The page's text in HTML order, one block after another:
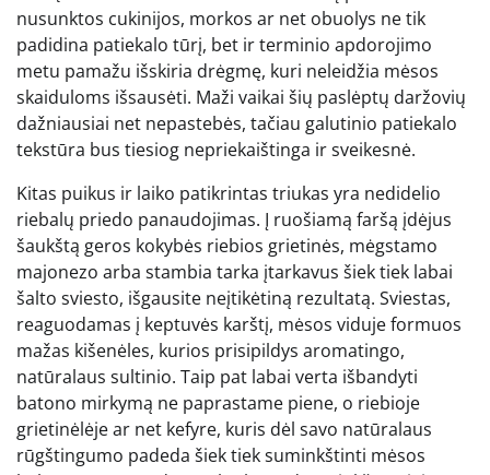
nusunktos cukinijos, morkos ar net obuolys ne tik
padidina patiekalo tūrį, bet ir terminio apdorojimo
metu pamažu išskiria drėgmę, kuri neleidžia mėsos
skaiduloms išsausėti. Maži vaikai šių paslėptų daržovių
dažniausiai net nepastebės, tačiau galutinio patiekalo
tekstūra bus tiesiog nepriekaištinga ir sveikesnė.
Kitas puikus ir laiko patikrintas triukas yra nedidelio
riebalų priedo panaudojimas. Į ruošiamą faršą įdėjus
šaukštą geros kokybės riebios grietinės, mėgstamo
majonezo arba stambia tarka įtarkavus šiek tiek labai
šalto sviesto, išgausite neįtikėtiną rezultatą. Sviestas,
reaguodamas į keptuvės karštį, mėsos viduje formuos
mažas kišenėles, kurios prisipildys aromatingo,
natūralaus sultinio. Taip pat labai verta išbandyti
batono mirkymą ne paprastame piene, o riebioje
grietinėlėje ar net kefyre, kuris dėl savo natūralaus
rūgštingumo padeda šiek tiek suminkštinti mėsos